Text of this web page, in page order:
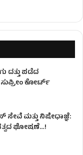
ದತ್ತು ಪಡೆದ
ಕೋರ್ಟ್
ಸೇವೆ ಮತ್ತು ನಿಷೇಧಾಜ್ಞೆ:
ಘೋಷಣೆ…!